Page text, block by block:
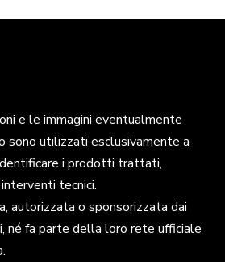
e le immagini eventualmente
sono utilizzati esclusivamente a
i prodotti trattati,
tecnici.
autorizzata o sponsorizzata dai
né fa parte della loro rete ufficiale